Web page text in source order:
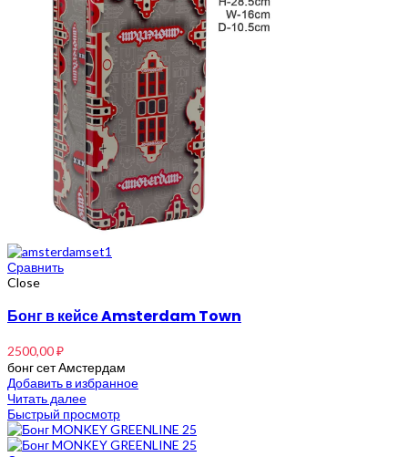
Сравнить
Close
Бонг в кейсе Amsterdam Town
2500,00₽
бонг сет Амстердам
Добавить в избранное
Читать далее
Быстрый просмотр